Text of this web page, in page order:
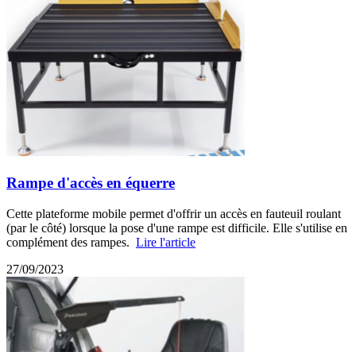
Rampe d'accès en équerre
Cette plateforme mobile permet d'offrir un accès en fauteuil roulant
(par le côté) lorsque la pose d'une rampe est difficile. Elle s'utilise en
complément des rampes. Lire l'article
27/09/2023